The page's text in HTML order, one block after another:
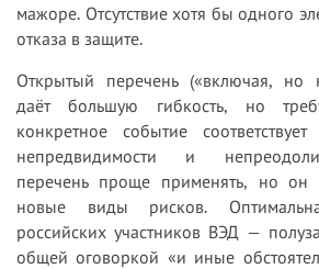
мажоре. Отсутствие хотя бы одного
отказа в защите.
Открытый перечень («включая, но
даёт большую гибкость, но
конкретное событие
непредвидимости и
перечень проще применять, но он
новые виды рисков.
российских участников ВЭД —
общей оговоркой «и иные